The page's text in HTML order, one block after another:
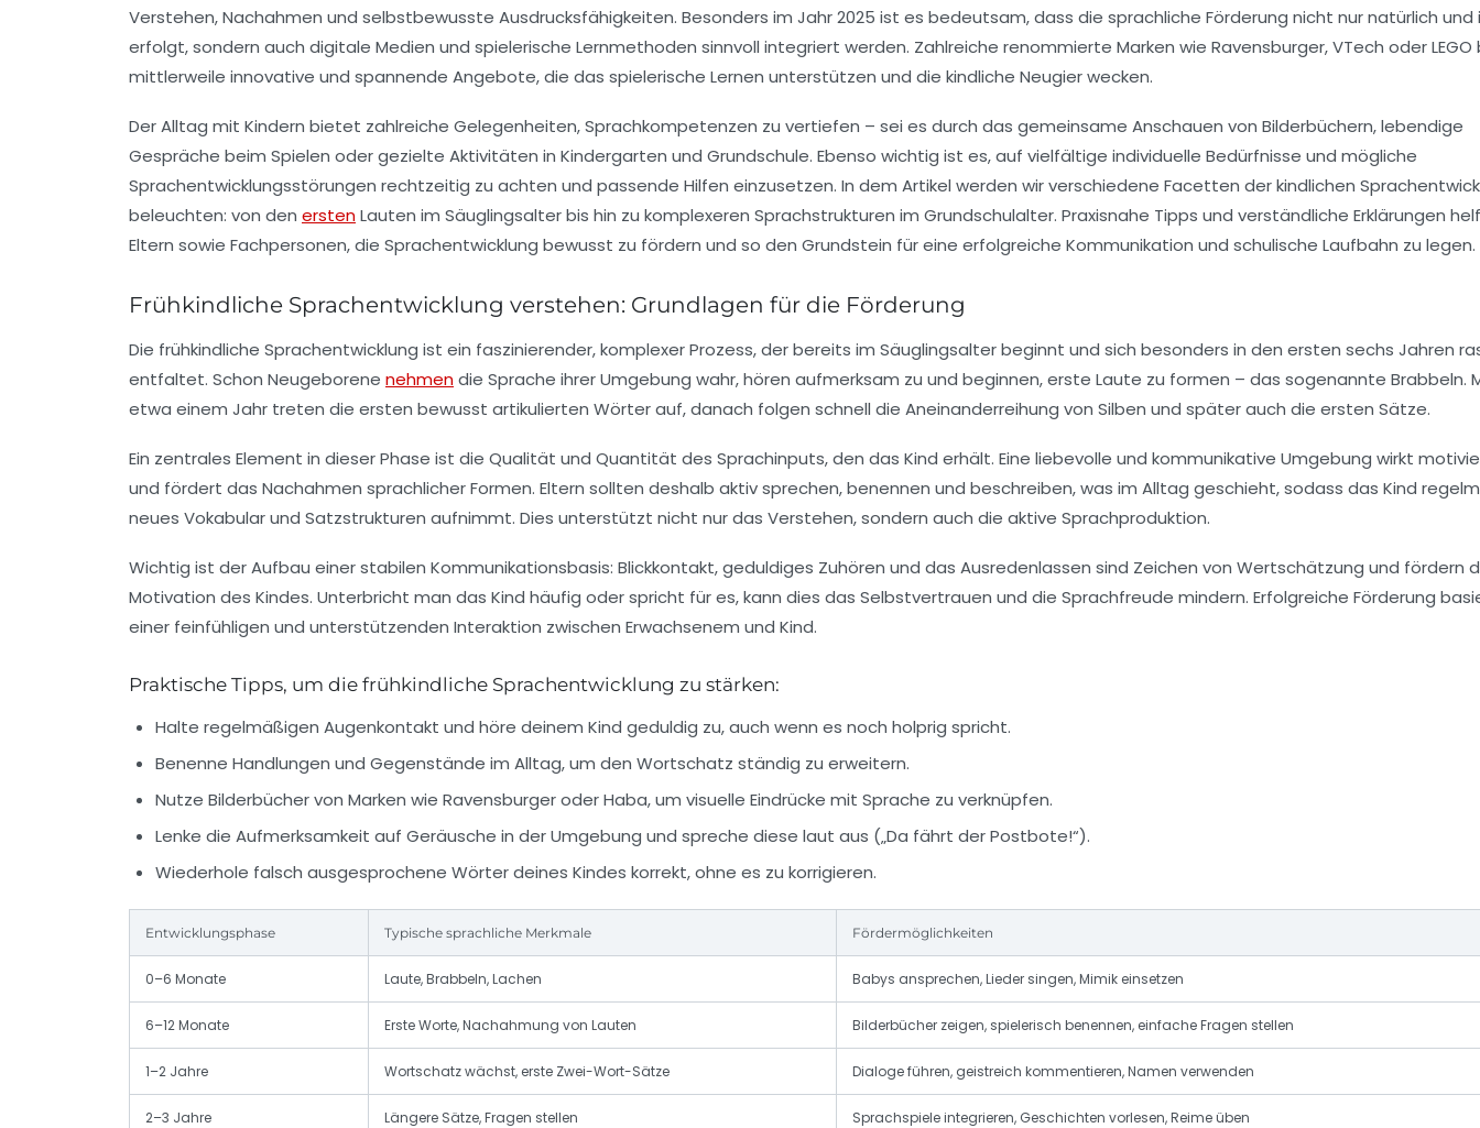
Verstehen, Nachahmen und selbstbewusste Ausdrucksfähigkeiten. Besonders im Jahr 2025 ist es bedeutsam, dass die sprachliche Förderung nicht nur natürlich und
erfolgt, sondern auch digitale Medien und spielerische Lernmethoden sinnvoll integriert werden. Zahlreiche renommierte Marken wie Ravensburger, VTech oder
mittlerweile innovative und spannende Angebote, die das spielerische Lernen unterstützen und die kindliche Neugier wecken.
Der Alltag mit Kindern bietet zahlreiche Gelegenheiten, Sprachkompetenzen zu vertiefen – sei es durch das gemeinsame Anschauen von Bilderbüchern, lebendige
Gespräche beim Spielen oder gezielte Aktivitäten in Kindergarten und Grundschule. Ebenso wichtig ist es, auf vielfältige individuelle Bedürfnisse und mögliche
Sprachentwicklungsstörungen rechtzeitig zu achten und passende Hilfen einzusetzen. In dem Artikel werden wir verschiedene Facetten der kindlichen
beleuchten: von den erstenLauten im Säuglingsalter bis hin zu komplexeren Sprachstrukturen im Grundschulalter. Praxisnahe Tipps und verständliche Erklärungen
Eltern sowie Fachpersonen, die Sprachentwicklung bewusst zu fördern und so den Grundstein für eine erfolgreiche Kommunikation und schulische Laufbahn zu legen.
Frühkindliche Sprachentwicklung verstehen: Grundlagen für die Förderung
Die frühkindliche Sprachentwicklung ist ein faszinierender, komplexer Prozess, der bereits im Säuglingsalter beginnt und sich besonders in den ersten sechs Jahren
entfaltet. Schon Neugeborene nehmendie Sprache ihrer Umgebung wahr, hören aufmerksam zu und beginnen, erste Laute zu formen – das sogenannte Brabbeln.
etwa einem Jahr treten die ersten bewusst artikulierten Wörter auf, danach folgen schnell die Aneinanderreihung von Silben und später auch die ersten Sätze.
Ein zentrales Element in dieser Phase ist die Qualität und Quantität des Sprachinputs, den das Kind erhält. Eine liebevolle und kommunikative Umgebung wirkt
und fördert das Nachahmen sprachlicher Formen. Eltern sollten deshalb aktiv sprechen, benennen und beschreiben, was im Alltag geschieht, sodass das Kind
neues Vokabular und Satzstrukturen aufnimmt. Dies unterstützt nicht nur das Verstehen, sondern auch die aktive Sprachproduktion.
Wichtig ist der Aufbau einer stabilen Kommunikationsbasis: Blickkontakt, geduldiges Zuhören und das Ausredenlassen sind Zeichen von Wertschätzung und fördern
Motivation des Kindes. Unterbricht man das Kind häufig oder spricht für es, kann dies das Selbstvertrauen und die Sprachfreude mindern. Erfolgreiche Förderung
einer feinfühligen und unterstützenden Interaktion zwischen Erwachsenem und Kind.
Praktische Tipps, um die frühkindliche Sprachentwicklung zu stärken:
Halte regelmäßigen Augenkontakt und höre deinem Kind geduldig zu, auch wenn es noch holprig spricht.
Benenne Handlungen und Gegenstände im Alltag, um den Wortschatz ständig zu erweitern.
Nutze Bilderbücher von Marken wie RavensburgeroderHaba, um visuelle Eindrücke mit Sprache zu verknüpfen.
Lenke die Aufmerksamkeit auf Geräusche in der Umgebung und spreche diese laut aus („Da fährt derPostbote!“).
Wiederhole falsch ausgesprochene Wörter deines Kindes korrekt, ohne es zu korrigieren.
Entwicklungsphase Typische sprachliche Merkmale Fördermöglichkeiten
0–6 Monate Laute, Brabbeln, Lachen Babys ansprechen, Lieder singen, Mimik einsetzen
6–12 Monate Erste Worte, Nachahmung von Lauten Bilderbücher zeigen, spielerisch benennen, einfache Fragen stellen
1–2 Jahre Wortschatz wächst, erste Zwei-Wort-Sätze Dialoge führen, geistreich kommentieren, Namen verwenden
2–3 Jahre Längere Sätze, Fragen stellen Sprachspiele integrieren, Geschichten vorlesen, Reime üben